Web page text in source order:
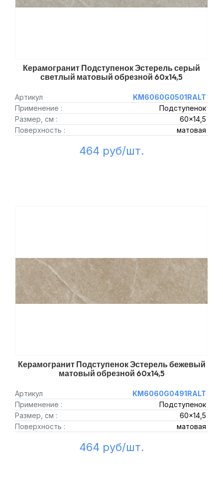
Керамогранит Подступенок Эстерель серый
светлый матовый обрезной 60x14,5
Артикул
KM6060G0501RALT
Применение :
Подступенок
Размер, см :
60x14,5
Поверхность :
матовая
464 руб/шт.
Керамогранит Подступенок Эстерель бежевый
матовый обрезной 60x14,5
Артикул
KM6060G0491RALT
Применение :
Подступенок
Размер, см :
60x14,5
Поверхность :
матовая
464 руб/шт.